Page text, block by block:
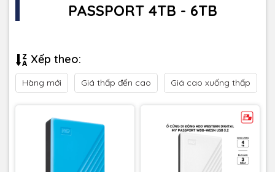
PASSPORT 4TB - 6TB
Xếp theo:
Hàng mới Giá thấp đến cao Giá cao xuống thấp